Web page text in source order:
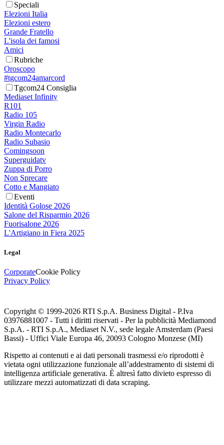
Speciali
Elezioni Italia
Elezioni estero
Grande Fratello
L'isola dei famosi
Amici
Rubriche
Oroscopo
#tgcom24amarcord
Tgcom24 Consiglia
Mediaset Infinity
R101
Radio 105
Virgin Radio
Radio Montecarlo
Radio Subasio
Comingsoon
Superguidatv
Zuppa di Porro
Non Sprecare
Cotto e Mangiato
Eventi
Identità Golose 2026
Salone del Risparmio 2026
Fuorisalone 2026
L'Artigiano in Fiera 2025
Legal
CorporateCookie Policy
Privacy Policy
Copyright © 1999-2026 RTI S.p.A. Business Digital - P.Iva
03976881007 - Tutti i diritti riservati - Per la pubblicità Mediamond
S.p.A. - RTI S.p.A., Mediaset N.V., sede legale Amsterdam (Paesi
Bassi) - Uffici Viale Europa 46, 20093 Cologno Monzese (MI)
Rispetto ai contenuti e ai dati personali trasmessi e/o riprodotti è
vietata ogni utilizzazione funzionale all’addestramento di sistemi di
intelligenza artificiale generativa. È altresì fatto divieto espresso di
utilizzare mezzi automatizzati di data scraping.